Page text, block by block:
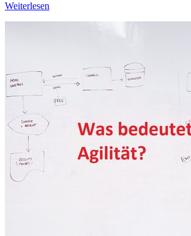
Weiterlesen